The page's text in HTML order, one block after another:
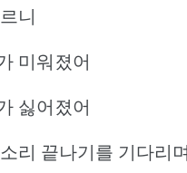
니
미워졌어
싫어졌어
리 끝나기를 기다리며